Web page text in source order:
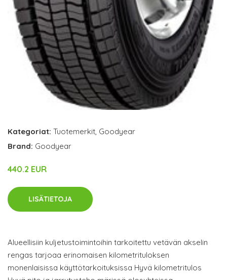
Kategoriat: Tuotemerkit, Goodyear
Brand: Goodyear
440.2 EUR
LISÄTIETOJA
Alueellisiin kuljetustoimintoihin tarkoitettu vetävän akselin
rengas tarjoaa erinomaisen kilometrituloksen
monenlaisissa käyttötarkoituksissa Hyvä kilometritulos